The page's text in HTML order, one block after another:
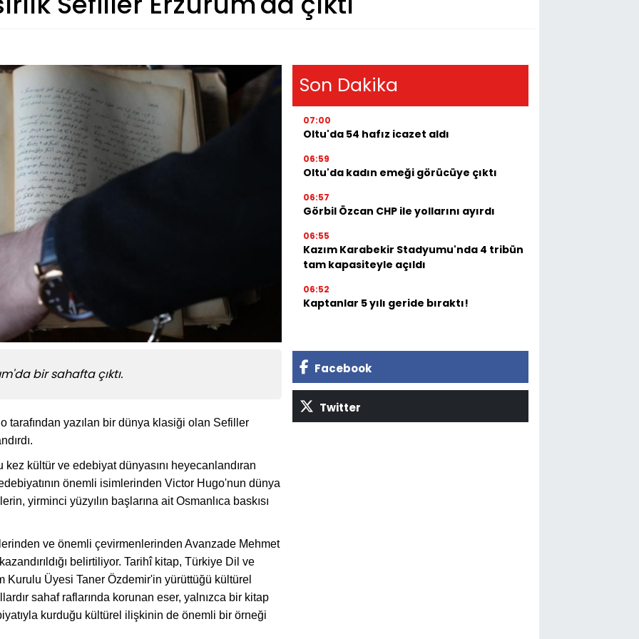
bir sahafta çıktı.
tarafından yazılan bir dünya klasiği olan Sefiller
kültür ve edebiyat dünyasını heyecanlandıran
önemli isimlerinden Victor Hugo'nun dünya
yirminci yüzyılın başlarına ait Osmanlıca baskısı
ve önemli çevirmenlerinden Avanzade Mehmet
belirtiliyor. Tarihî kitap, Türkiye Dil ve
Üyesi Taner Özdemir'in yürüttüğü kültürel
sahaf raflarında korunan eser, yalnızca bir kitap
kurduğu kültürel ilişkinin de önemli bir örneği
Son Dakika
07:00
Oltu'da 54 hafız icazet aldı
06:59
Oltu'da kadın emeği görücüye çıktı
06:57
Görbil Özcan CHP ile yollarını ayırdı
06:55
Kazım Karabekir Stadyumu'nda 4 tribün
tam kapasiteyle açıldı
06:52
Kaptanlar 5 yılı geride bıraktı!
Facebook
Twitter